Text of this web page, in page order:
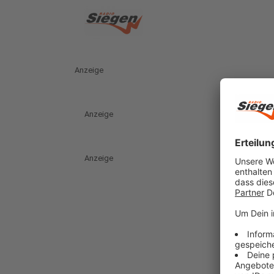
Anzeige
Anzeige
Anzeige